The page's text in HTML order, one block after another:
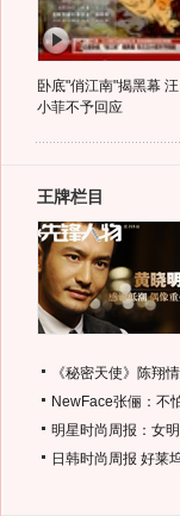
卧底"俏江南"揭黑幕 汪
小菲不予回应
王牌栏目
《秘密天使》陈翔
NewFace张俪：不
明星时尚周报：女
日韩时尚周报 好莱